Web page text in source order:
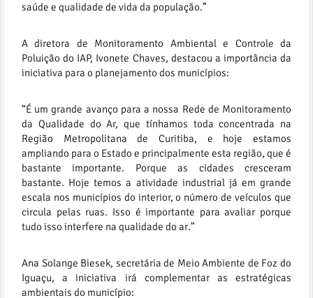
saúde e qualidade de vida da população.”
A diretora de Monitoramento Ambiental e Controle da
Poluição do IAP, Ivonete Chaves, destacou a importância da
iniciativa para o planejamento dos municípios:
“É um grande avanço para a nossa Rede de Monitoramento
da Qualidade do Ar, que tínhamos toda concentrada na
Região Metropolitana de Curitiba, e hoje estamos
ampliando para o Estado e principalmente esta região, que é
bastante importante. Porque as cidades cresceram
bastante. Hoje temos a atividade industrial já em grande
escala nos municípios do interior, o número de veículos que
circula pelas ruas. Isso é importante para avaliar porque
tudo isso interfere na qualidade do ar.”
Ana Solange Biesek, secretária de Meio Ambiente de Foz do
Iguaçu, a iniciativa irá complementar as estratégicas
ambientais do município: